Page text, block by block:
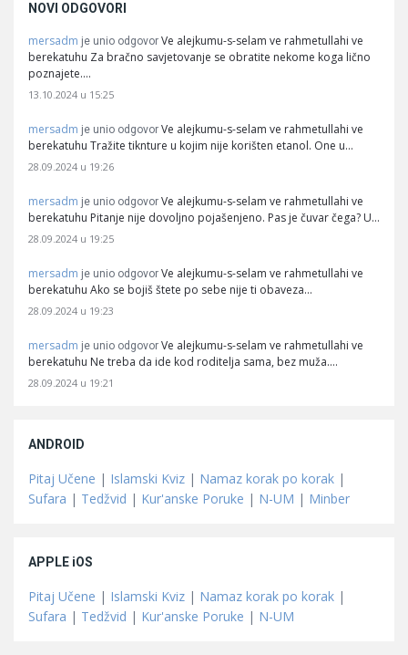
NOVI ODGOVORI
mersadm je unio odgovor Ve alejkumu-s-selam ve rahmetullahi ve
berekatuhu Za bračno savjetovanje se obratite nekome koga lično
poznajete.…
13.10.2024 u 15:25
mersadm je unio odgovor Ve alejkumu-s-selam ve rahmetullahi ve
berekatuhu Tražite tiknture u kojim nije korišten etanol. One u…
28.09.2024 u 19:26
mersadm je unio odgovor Ve alejkumu-s-selam ve rahmetullahi ve
berekatuhu Pitanje nije dovoljno pojašenjeno. Pas je čuvar čega? U…
28.09.2024 u 19:25
mersadm je unio odgovor Ve alejkumu-s-selam ve rahmetullahi ve
berekatuhu Ako se bojiš štete po sebe nije ti obaveza…
28.09.2024 u 19:23
mersadm je unio odgovor Ve alejkumu-s-selam ve rahmetullahi ve
berekatuhu Ne treba da ide kod roditelja sama, bez muža.…
28.09.2024 u 19:21
ANDROID
Pitaj Učene | Islamski Kviz | Namaz korak po korak |
Sufara | Tedžvid | Kur'anske Poruke | N-UM | Minber
APPLE iOS
Pitaj Učene | Islamski Kviz | Namaz korak po korak |
Sufara | Tedžvid | Kur'anske Poruke | N-UM